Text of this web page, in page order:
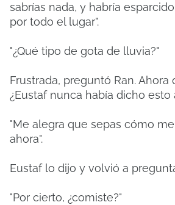
sabrías nada, y habría
por todo el lugar".
"¿Qué tipo de gota de lluvia?"
Frustrada, preguntó Ran. Ahora
¿Eustaf nunca había dicho esto
"Me alegra que sepas cómo
ahora".
Eustaf lo dijo y volvió a
"Por cierto, ¿comiste?"